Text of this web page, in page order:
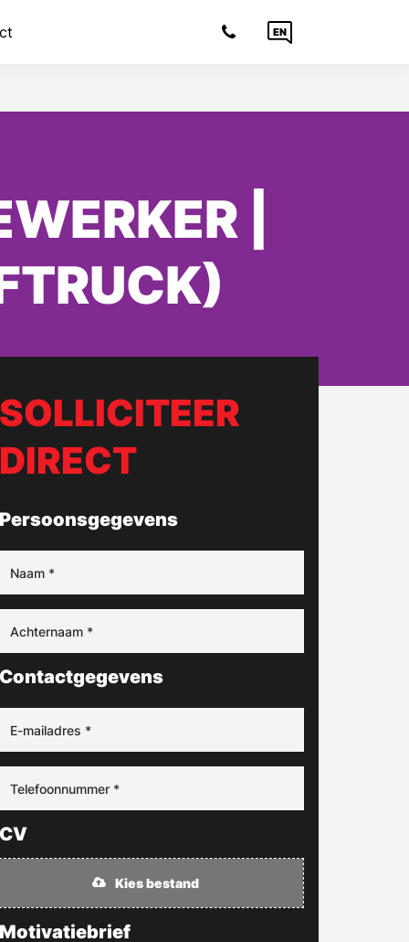
EN
|
SOLLICITEER
DIRECT
Persoonsgegevens
Contactgegevens
CV
Kies bestand
Motivatiebrief